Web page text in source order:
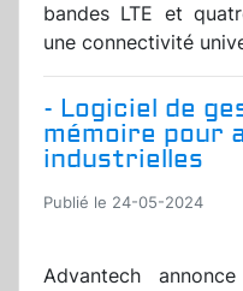
bandes LTE et
une connectivité
- Logiciel de
mémoire pour
industrielles
Publié le 24-05-2024
Advantech